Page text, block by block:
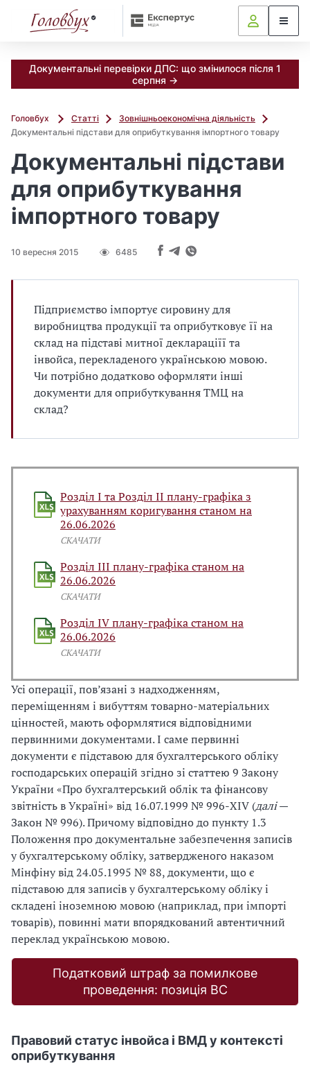
Документальні перевірки ДПС: що змінилося після 1
серпня →
Головбух Статті
Зовнішньоекономічна діяльність
Документальні підстави для оприбуткування імпортного товару
Документальні підстави
для оприбуткування
імпортного товару
10 вересня 2015 6485
Підприємство імпортує сировину для
виробництва продукції та оприбутковує її на
склад на підставі митної деклараціїї та
інвойса, перекладеного українською мовою.
Чи потрібно додатково оформляти інші
документи для оприбуткування ТМЦ на
склад?
Розділ І та Розділ ІІ плану-графіка з
урахуванням коригування станом на
26.06.2026
СКАЧАТИ
Розділ ІІІ плану-графіка станом на
26.06.2026
СКАЧАТИ
Розділ IV плану-графіка станом на
26.06.2026
СКАЧАТИ
Усі операції, пов’язані з надходженням,
переміщенням і вибуттям товарно-матеріальних
цінностей, мають оформлятися відповідними
первинними документами. І саме первинні
документи є підставою для бухгалтерського обліку
господарських операцій згідно зі статтею 9 Закону
України «Про бухгалтерський облік та фінансову
звітність в Україні» від 16.07.1999 № 996-XIV (далі—
Закон № 996). Причому відповідно до пункту 1.3
Положення про документальне забезпечення записів
у бухгалтерському обліку, затвердженого наказом
Мінфіну від 24.05.1995 № 88, документи, що є
підставою для записів у бухгалтерському обліку і
складені іноземною мовою (наприклад, при імпорті
товарів), повинні мати впорядкований автентичний
переклад українською мовою.
Податковий штраф за помилкове
проведення: позиція ВС
Правовий статус інвойса і ВМД у контексті
оприбуткування